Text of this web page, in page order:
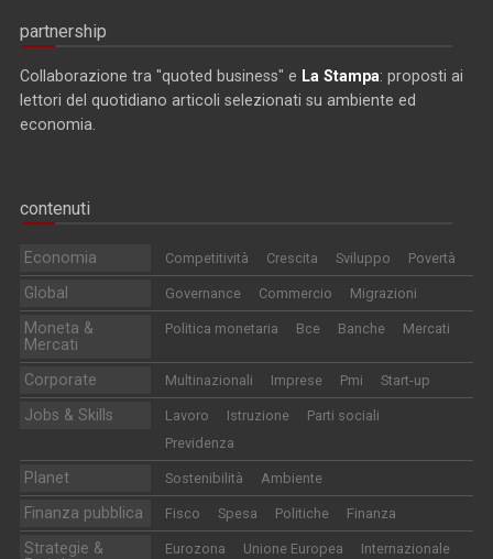
partnership
Collaborazione tra "quoted business" e La Stampa: proposti ai
lettori del quotidiano articoli selezionati su ambiente ed
economia.
contenuti
Economia Competitività Crescita Sviluppo Povertà
Global Governance Commercio Migrazioni
Moneta &
Mercati
Politica monetaria Bce Banche Mercati
Corporate Multinazionali Imprese Pmi Start-up
Jobs & Skills Lavoro Istruzione
Parti sociali
Previdenza
Planet Sostenibilità Ambiente
Finanza pubblica Fisco Spesa Politiche Finanza
Strategie &
Eurozona Unione Europea Internazionale